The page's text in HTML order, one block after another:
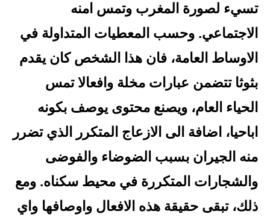
تسيء لصورة المغرب وتمس امنه
الاجتماعي. وحسب المعطيات المتداولة في
الاوساط العامة، فان هذا الشخص كان يقدم
بثوثا تتضمن عبارات مخلة وافعالا تمس
الحياء العام، ويصنع محتوى يوصف بكونه
اباحيا، اضافة الى الازعاج المتكرر الذي تضرر
منه الجيران بسبب الضوضاء والفوضى
والشجارات المتكررة في محيط سكناه. ومع
ذلك، تبقى حقيقة هذه الافعال واوصافها واي